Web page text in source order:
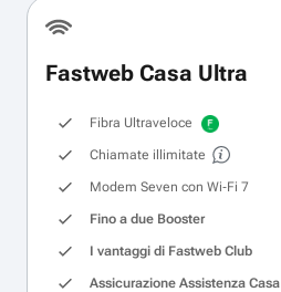
Fastweb Casa Ultra
Fibra Ultraveloce
Chiamate illimitate
Modem Seven con Wi‑Fi 7
Fino a due Booster
I vantaggi di Fastweb Club
Assicurazione Assistenza